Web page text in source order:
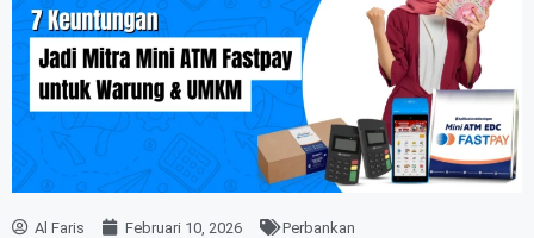
Al Faris Februari 10, 2026 Perbankan